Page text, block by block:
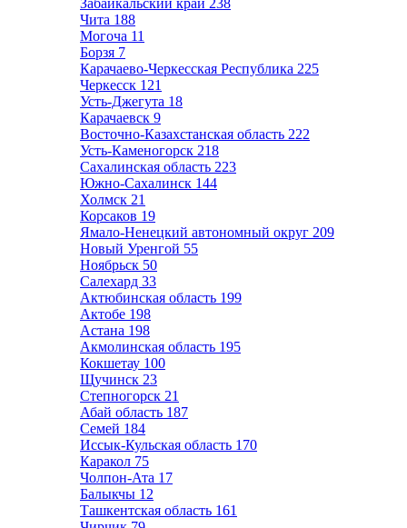
Забайкальский край 238
Чита 188
Могоча 11
Борзя 7
Карачаево-Черкесская Республика 225
Черкесск 121
Усть-Джегута 18
Карачаевск 9
Восточно-Казахстанская область 222
Усть-Каменогорск 218
Сахалинская область 223
Южно-Сахалинск 144
Холмск 21
Корсаков 19
Ямало-Ненецкий автономный округ 209
Новый Уренгой 55
Ноябрьск 50
Салехард 33
Актюбинская область 199
Актобе 198
Астана 198
Акмолинская область 195
Кокшетау 100
Щучинск 23
Степногорск 21
Абай область 187
Семей 184
Иссык-Кульская область 170
Каракол 75
Чолпон-Ата 17
Балыкчы 12
Ташкентская область 161